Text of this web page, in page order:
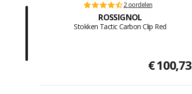
2 oordelen
ROSSIGNOL
Stokken Tactic Carbon Clip Red
€ 100,73